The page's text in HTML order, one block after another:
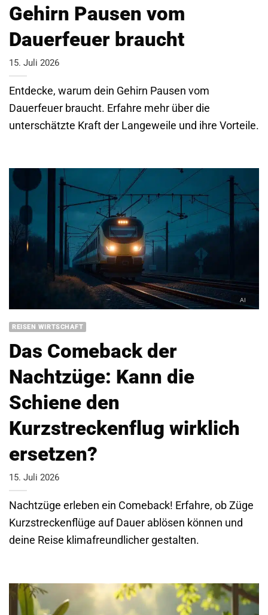
Gehirn Pausen vom
Dauerfeuer braucht
15. Juli 2026
Entdecke, warum dein Gehirn Pausen vom
Dauerfeuer braucht. Erfahre mehr über die
unterschätzte Kraft der Langeweile und ihre Vorteile.
REISEN WIRTSCHAFT
Das Comeback der
Nachtzüge: Kann die
Schiene den
Kurzstreckenflug wirklich
ersetzen?
15. Juli 2026
Nachtzüge erleben ein Comeback! Erfahre, ob Züge
Kurzstreckenflüge auf Dauer ablösen können und
deine Reise klimafreundlicher gestalten.